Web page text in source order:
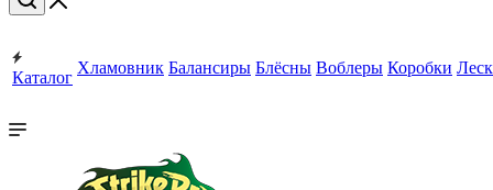
Каталог
Хламовник Балансиры Блёсны Воблеры Коробки